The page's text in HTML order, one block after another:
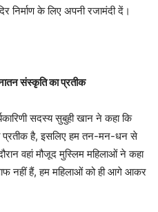
निर्माण के लिए अपनी रजामंदी दें।
संस्कृति का प्रतीक
सदस्य सुबुही खान ने कहा कि
प्रतीक है, इसलिए हम तन-मन-धन से
वहां मौजूद मुस्लिम महिलाओं ने कहा
नहीं हैं, हम महिलाओं को ही आगे आकर